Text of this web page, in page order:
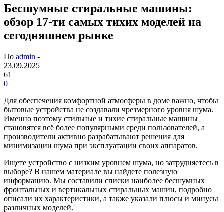
Бесшумные стиральные машины:
обзор 17-ти самых тихих моделей на
сегодняшнем рынке
По admin -
23.09.2025
61
0
Для обеспечения комфортной атмосферы в доме важно, чтобы
бытовые устройства не создавали чрезмерного уровня шума.
Именно поэтому стильные и тихие стиральные машины
становятся всё более популярными среди пользователей, а
производители активно разрабатывают решения для
минимизации шума при эксплуатации своих аппаратов.
Ищете устройство с низким уровнем шума, но затрудняетесь в
выборе? В нашем материале вы найдете полезную
информацию. Мы составили списки наиболее бесшумных
фронтальных и вертикальных стиральных машин, подробно
описали их характеристики, а также указали плюсы и минусы
различных моделей.